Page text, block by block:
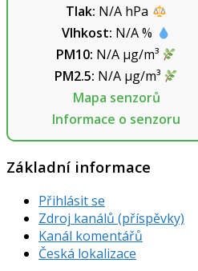
Tlak: N/A hPa
Vlhkost: N/A%
PM10: N/Aµg/m³
PM2.5: N/Aµg/m³
Mapa senzorů
Informace o senzoru
Základní informace
Přihlásit se
Zdroj kanálů (příspěvky)
Kanál komentářů
Česká lokalizace